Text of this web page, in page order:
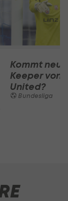
Kommt
Keeper von
United?
Bundesliga